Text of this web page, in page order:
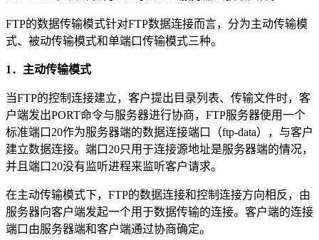
FTP的数据传输模式针对FTP数据连接而言，分为主动传输模
式、被动传输模式和单端口传输模式三种。
1．主动传输模式
当FTP的控制连接建立，客户提出目录列表、传输文件时，客
户端发出PORT命令与服务器进行协商，FTP服务器使用一个
标准端口20作为服务器端的数据连接端口（ftp-data），与客户
建立数据连接。端口20只用于连接源地址是服务器端的情况，
并且端口20没有监听进程来监听客户请求。
在主动传输模式下，FTP的数据连接和控制连接方向相反，由
服务器向客户端发起一个用于数据传输的连接。客户端的连接
端口由服务器端和客户端通过协商确定。